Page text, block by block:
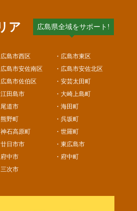
ア 広島県全域をサポート!
広島市西区
・広島市東区
広島市安佐南区
・広島市安佐北区
広島市佐伯区
・安芸太田町
江田島市
・大崎上島町
尾道市
・海田町
熊野町
・呉坂町
神石高原町
・世羅町
廿日市市
・東広島市
府中市
・府中町
三次市